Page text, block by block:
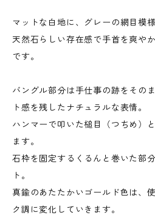
マットな白地に、グレーの網目模
天然石らしい存在感で手首を爽や
です。
バングル部分は手仕事の跡をその
ト感を残したナチュラルな表情。
ハンマーで叩いた槌目（つちめ）
ます。
石枠を固定するくるんと巻いた部
ト。
真鍮のあたたかいゴールド色は、
ク調に変化していきます。